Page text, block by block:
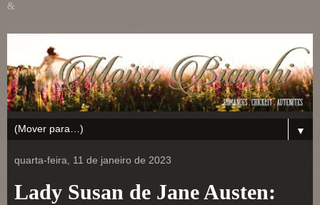
&
▼
quarta-feira, 11 de janeiro de 2023
Lady Susan de Jane Austen: